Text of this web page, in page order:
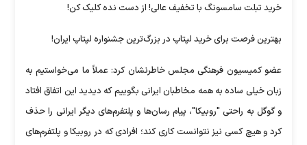
خرید تبلت سامسونگ با تخفیف عالی! از دست نده کلیک کن!
بهترین فرصت برای خرید لپتاپ در بزرگ‌ترین جشنواره‌ لپتاپ ایران!
عضو کمیسیون فرهنگی مجلس خاطرنشان کرد: عملاً ما می‌خواستیم به
زبان خیلی ساده به همه مخاطبان ایرانی بگوییم که دیدید این اتفاق افتاد
و گوگل به راحتی "روبیکا"، پیام رسان‌ها و پلتفرم‌های دیگر ایرانی را حذف
کرد و هیچ کسی نیز نتوانست کاری کند؛ افرادی که در روبیکا و پلتفرم‌های